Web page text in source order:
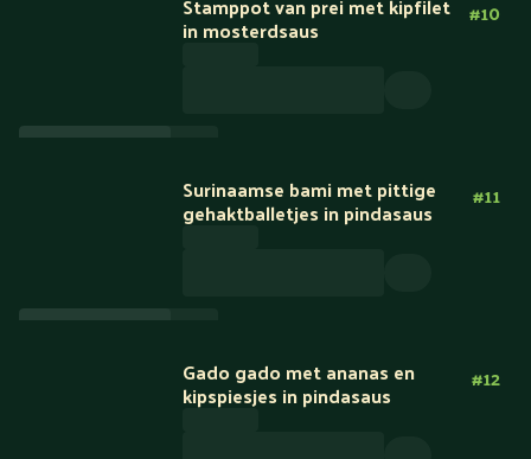
in mosterdsaus
#10
Surinaamse bami met pittige
gehaktballetjes in pindasaus
#11
Gado gado met ananas en
kipspiesjes in pindasaus
#12